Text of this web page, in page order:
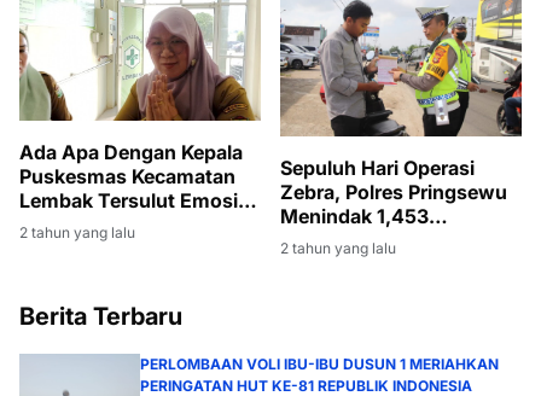
Ada Apa Dengan Kepala
Puskesmas Kecamatan
Lembak Tersulut Emosi,
Saat Dikonfirmasi
Wartawan Terkait
2 tahun yang lalu
Sepuluh Hari Operasi
Zebra, Polres Pringsewu
Menindak 1,453
Pelanggar Lalulintas
2 tahun yang lalu
Berita Terbaru
PERLOMBAAN VOLI IBU-IBU DUSUN 1 MERIAHKAN
PERINGATAN HUT KE-81 REPUBLIK INDONESIA